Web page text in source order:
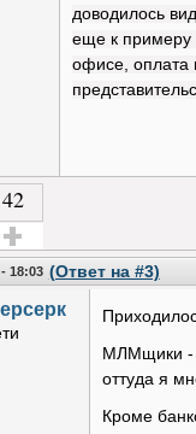
доводилось
еще к примеру
офисе, оплата
42
за!
- 18:03 (Ответ на #3)
МЛМщики -
оттуда я
Кроме